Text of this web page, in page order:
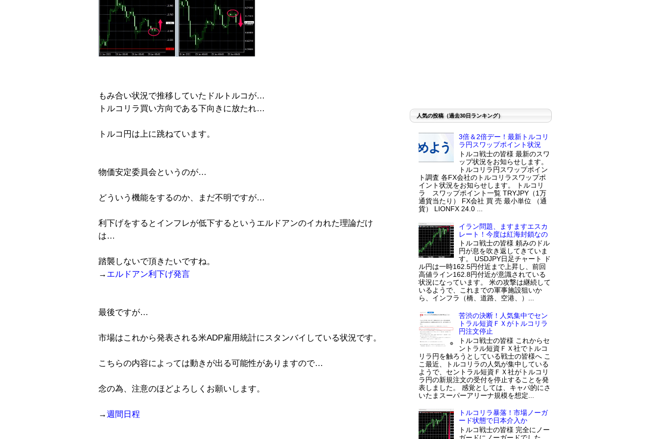
もみ合い状況で推移していたドルトルコが…
トルコリラ買い方向である下向きに放たれ…
トルコ円は上に跳ねています。
物価安定委員会というのが…
どういう機能をするのか、まだ不明ですが…
利下げをするとインフレが低下するというエルドアンのイカれた理論だけ
は…
踏襲しないで頂きたいですね。
→ エルドアン利下げ発言
最後ですが…
市場はこれから発表される米ADP雇用統計にスタンバイしている状況です。
こちらの内容によっては動きが出る可能性がありますので…
念の為、注意のほどよろしくお願いします。
→週間日程
人気の投稿（過去30日ランキング）
3倍＆2倍デー！最新トルコリ
ラ円スワップポイント状況
トルコ戦士の皆様 最新のスワ
ップ状況をお知らせします。
トルコリラ円スワップポイン
ト調査 各FX会社のトルコリラスワップポ
イント状況をお知らせします。 トルコリ
ラ スワップポイント一覧 TRYJPY（1万
通貨当たり） FX会社 買 売 最小単位 （通
貨） LIONFX 24.0 ...
イラン問題、ますますエスカ
レート！今度は紅海封鎖なの
トルコ戦士の皆様 頼みのドル
円が息を吹き返してきていま
す。 USDJPY日足チャート ド
ル円は一時162.5円付近まで上昇し、前回
高値ライン162.8円付近が意識されている
状況になっています。 米の攻撃は継続して
いるようで、これまでの軍事施設狙いか
ら、インフラ（橋、道路、空港、）...
苦渋の決断！人気集中でセン
トラル短資ＦＸがトルコリラ
円注文停止
トルコ戦士の皆様 これからセ
ントラル短資ＦＸ社でトルコ
リラ円を触ろうとしている戦士の皆様へ こ
こ最近、トルコリラの人気が集中している
ようで、セントラル短資ＦＸ社がトルコリ
ラ円の新規注文の受付を停止することを発
表しました。 感覚としては、キャパ的にさ
いたまスーパーアリーナ規模を想定...
トルコリラ暴落！市場ノーガ
ード状態で日本介入か
トルコ戦士の皆様 完全にノー